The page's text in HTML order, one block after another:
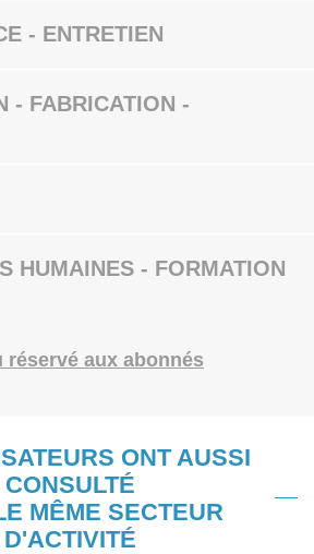
- ENTRETIEN
- FABRICATION -
HUMAINES - FORMATION
réservé aux abonnés
ONT AUSSI
CONSULTÉ
MÊME SECTEUR
D'ACTIVITÉ